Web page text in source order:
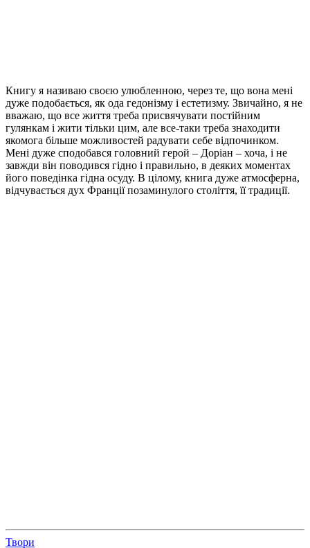
Книгу я називаю своєю улюбленною, через те, що вона мені
дуже подобається, як ода гедонізму і естетизму. Звичайно, я не
вважаю, що все життя треба присвячувати постійним
гулянкам і жити тільки цим, але все-таки треба знаходити
якомога більше можливостей радувати себе відпочинком.
Мені дуже сподобався головний герой – Доріан – хоча, і не
завжди він поводився гідно і правильно, в деяких моментах
його поведінка гідна осуду. В цілому, книга дуже атмосферна,
відчувається дух Франції позаминулого століття, її традиції.
Твори